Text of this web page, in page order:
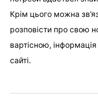
Крім цього можна
розповісти про свою
вартісною,
сайті.